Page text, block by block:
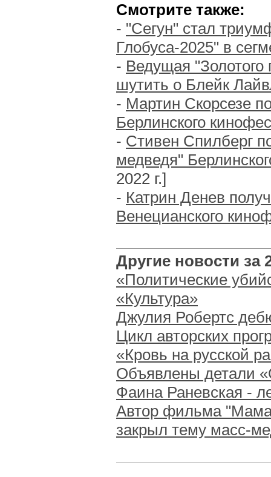
Смотрите также:
- "Сегун" стал
Глобуса-2025" в
- Ведущая "Золотого
шутить о Блейк
- Мартин Скорсезе
Берлинского
- Стивен Спилберг
медведя"
2022 г.]
- Катрин Денев
Венецианского
Другие новости за
«Политические
«Культура»
Джулия Робертс
Цикл авторских
«Кровь на русской
Объявлены детали
Фаина Раневская -
Автор фильма
закрыл тему масс-